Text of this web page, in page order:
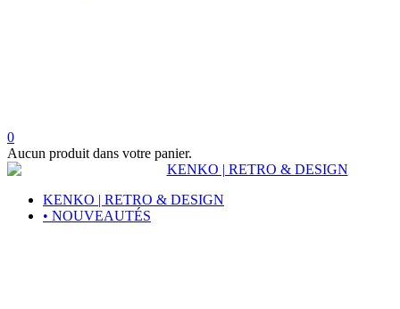
0
Aucun produit dans votre panier.
KENKO | RETRO & DESIGN
• NOUVEAUTÉS